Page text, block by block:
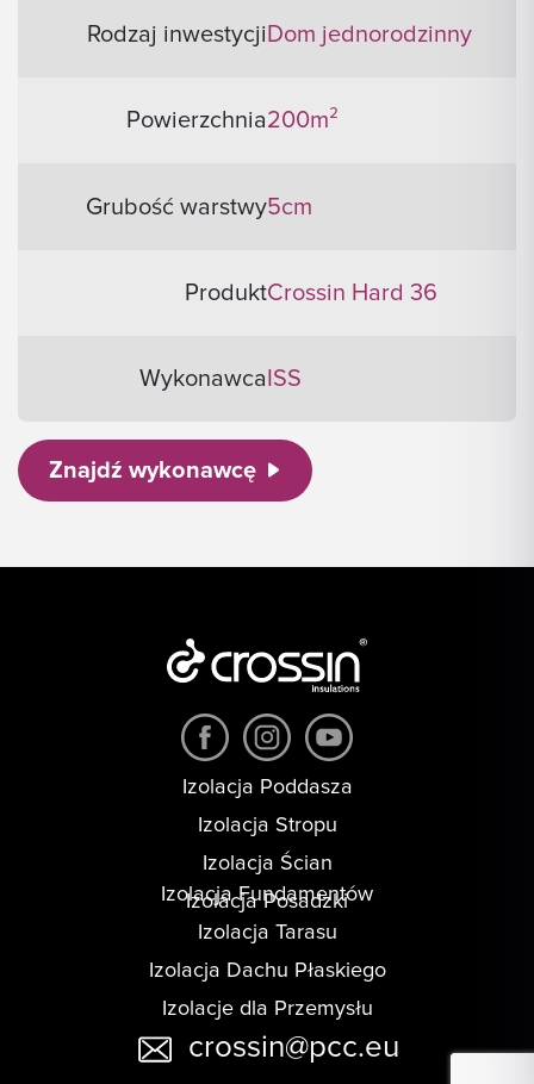
Rodzaj inwestycji Dom jednorodzinny
Powierzchnia200m²
Grubość warstwy5cm
ProduktCrossin Hard 36
Wykonawca ISS
Znajdź wykonawcę
Izolacja Poddasza
Izolacja Stropu
Izolacja Ścian
Izolacja Posadzki
Izolacja Fundamentów
Izolacja Tarasu
Izolacja Dachu Płaskiego
Izolacje dla Przemysłu
crossin@pcc.eu